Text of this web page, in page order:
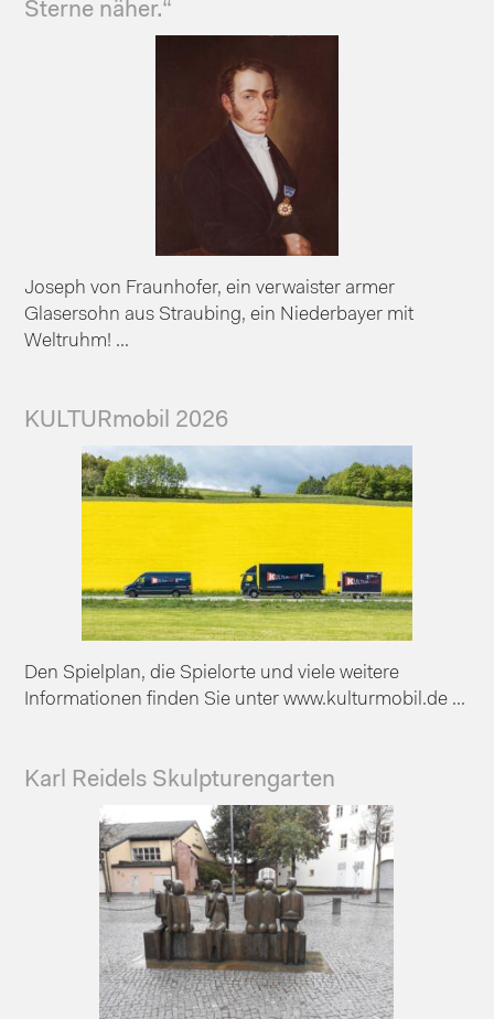
Sterne näher.“
Joseph von Fraunhofer, ein verwaister armer
Glasersohn aus Straubing, ein Niederbayer mit
Weltruhm! ...
KULTURmobil 2026
Den Spielplan, die Spielorte und viele weitere
Informationen finden Sie unter www.kulturmobil.de ...
Karl Reidels Skulpturengarten